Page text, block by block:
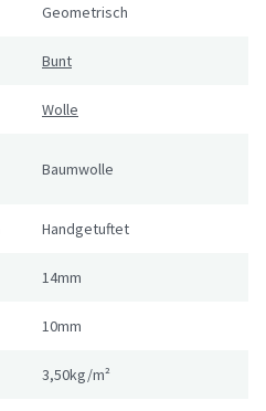
Geometrisch
Bunt
Wolle
Baumwolle
Handgetuftet
14mm
10mm
3,50kg/m²